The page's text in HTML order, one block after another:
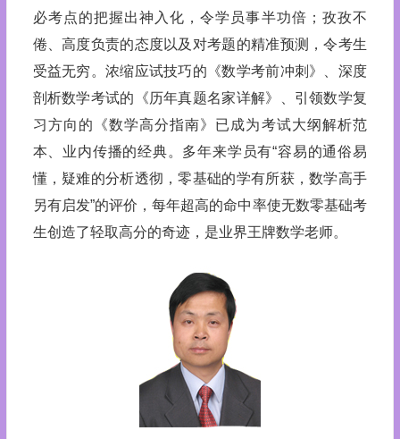
必考点的把握出神入化，令学员事半功倍；孜孜不
倦、高度负责的态度以及对考题的精准预测，令考生
受益无穷。浓缩应试技巧的《数学考前冲刺》、深度
剖析数学考试的《历年真题名家详解》、引领数学复
习方向的《数学高分指南》已成为考试大纲解析范
本、业内传播的经典。多年来学员有“容易的通俗易
懂，疑难的分析透彻，零基础的学有所获，数学高手
另有启发”的评价，每年超高的命中率使无数零基础考
生创造了轻取高分的奇迹，是业界王牌数学老师。